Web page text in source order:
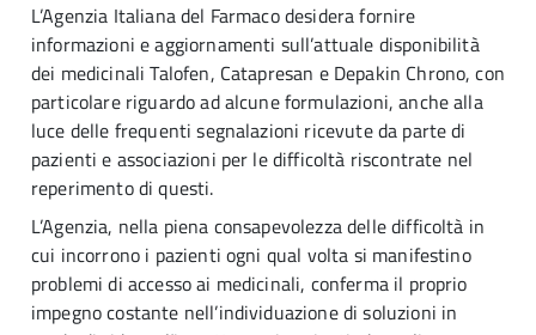
L’Agenzia Italiana del Farmaco desidera fornire
informazioni e aggiornamenti sull’attuale disponibilità
dei medicinali Talofen, Catapresan e Depakin Chrono, con
particolare riguardo ad alcune formulazioni, anche alla
luce delle frequenti segnalazioni ricevute da parte di
pazienti e associazioni per le difficoltà riscontrate nel
reperimento di questi.
L’Agenzia, nella piena consapevolezza delle difficoltà in
cui incorrono i pazienti ogni qual volta si manifestino
problemi di accesso ai medicinali, conferma il proprio
impegno costante nell’individuazione di soluzioni in